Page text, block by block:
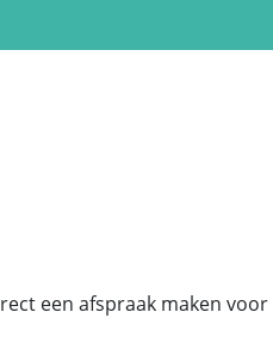
een afspraak maken